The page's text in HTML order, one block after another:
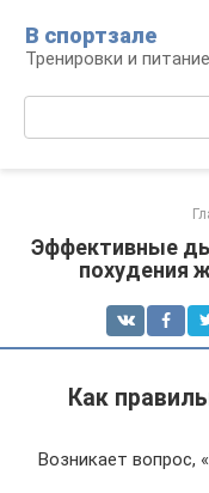
контенту
В спортзале
Тренировки и
Эффективные
похудения
Как
Возникает